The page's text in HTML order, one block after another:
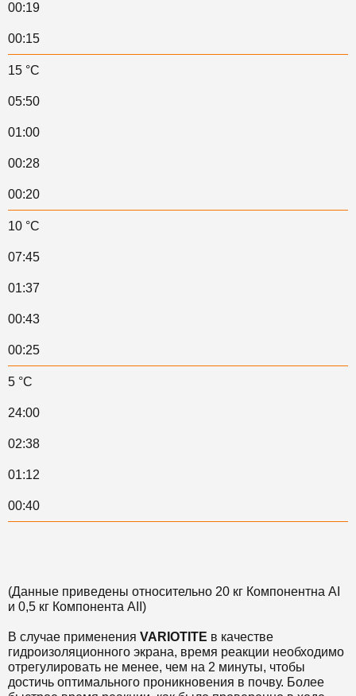
00:19
00:15
15 °C
05:50
01:00
00:28
00:20
10 °C
07:45
01:37
00:43
00:25
5 °C
24:00
02:38
01:12
00:40
(Данные приведены относительно 20 кг Компонентна AI
и 0,5 кг Компонента AII)
В случае применения VARIOTITE в качестве
гидроизоляционного экрана, время реакции необходимо
отрегулировать не менее, чем на 2 минуты, чтобы
достичь оптимального проникновения в почву. Более